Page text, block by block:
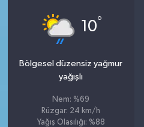
10°
Bölgesel düzensiz yağmur
yağışlı
Nem: %69
Rüzgar: 24 km/h
Yağış Olasılığı: %88